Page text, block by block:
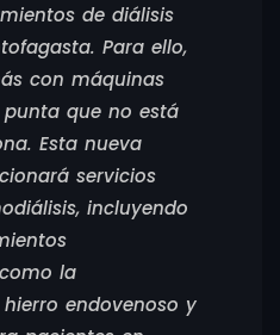
de diálisis
Para ello,
con máquinas
que no está
Esta nueva
servicios
incluyendo
la
endovenoso y